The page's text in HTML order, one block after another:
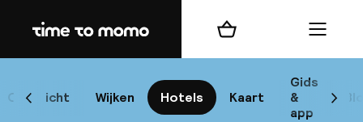
Home
Overzicht Wijken Hotels Kaart
Gids
&
app
Scroll naar links
Winkelmand Menu